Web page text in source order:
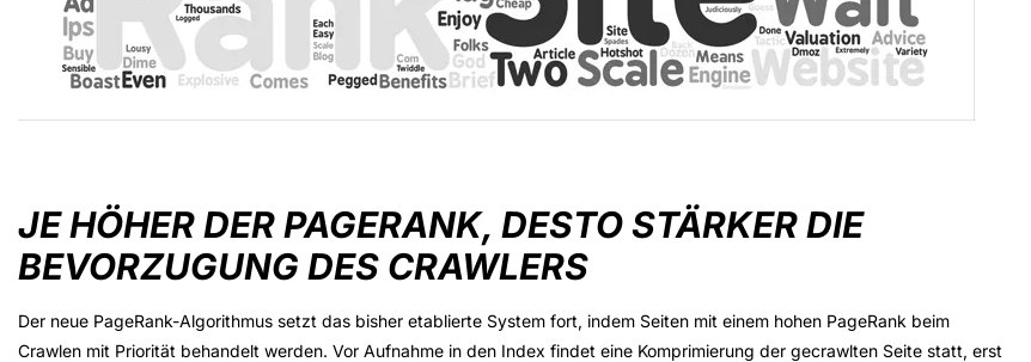
JE HÖHER DER PAGERANK, DESTO STÄRKER DIE
BEVORZUGUNG DES CRAWLERS
Der neue PageRank-Algorithmus setzt das bisher etablierte System fort, indem Seiten mit einem hohen PageRank beim
Crawlen mit Priorität behandelt werden. Vor Aufnahme in den Index findet eine Komprimierung der gecrawlten Seite statt, erst